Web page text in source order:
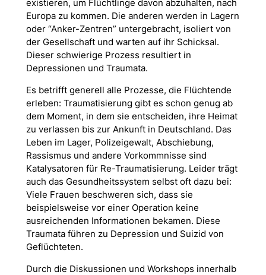
existieren, um Flüchtlinge davon abzuhalten, nach
Europa zu kommen. Die anderen werden in Lagern
oder “Anker-Zentren” untergebracht, isoliert von
der Gesellschaft und warten auf ihr Schicksal.
Dieser schwierige Prozess resultiert in
Depressionen und Traumata.
Es betrifft generell alle Prozesse, die Flüchtende
erleben: Traumatisierung gibt es schon genug ab
dem Moment, in dem sie entscheiden, ihre Heimat
zu verlassen bis zur Ankunft in Deutschland. Das
Leben im Lager, Polizeigewalt, Abschiebung,
Rassismus und andere Vorkommnisse sind
Katalysatoren für Re-Traumatisierung. Leider trägt
auch das Gesundheitssystem selbst oft dazu bei:
Viele Frauen beschweren sich, dass sie
beispielsweise vor einer Operation keine
ausreichenden Informationen bekamen. Diese
Traumata führen zu Depression und Suizid von
Geflüchteten.
Durch die Diskussionen und Workshops innerhalb